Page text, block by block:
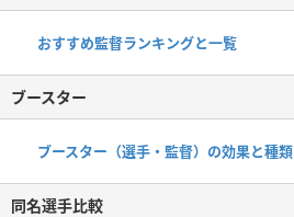
おすすめ監督ランキングと一覧
ブースター
ブースター（選手・監督）の効果と種類
同名選手比較